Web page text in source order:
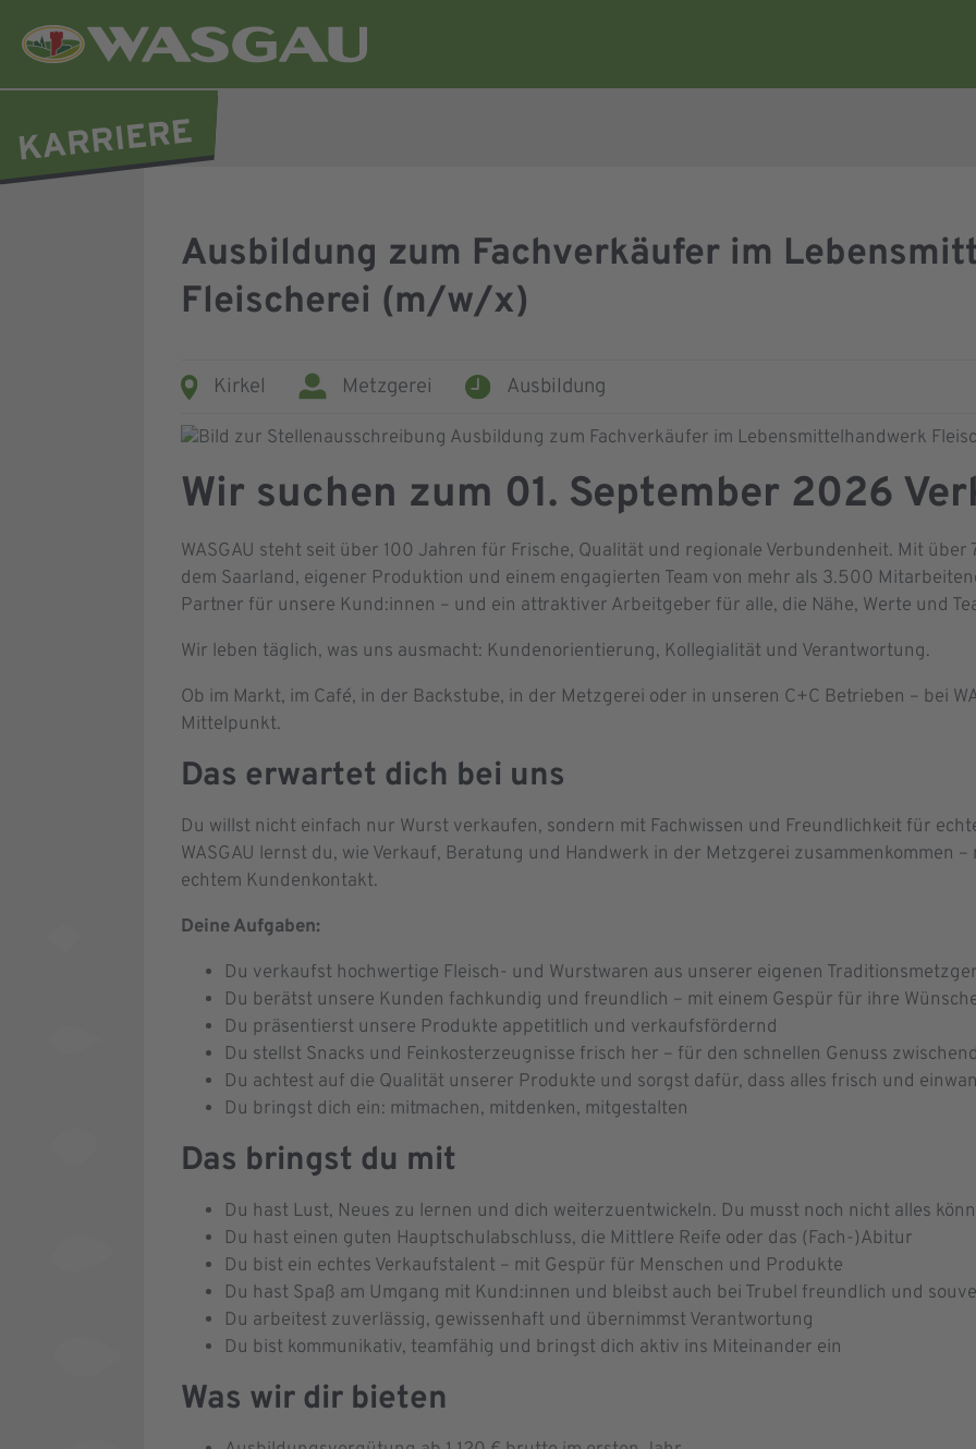
Ausbildung zum Fachverkäufer im
Fleischerei (m/w/x)
Kirkel Metzgerei Ausbildung
Wir suchen zum 01. September 2026
WASGAU steht seit über 100 Jahren für Frische, Qualität und regionale Verbundenheit. Mit
dem Saarland, eigener Produktion und einem engagierten Team von mehr als 3.500
Partner für unsere Kund:innen – und ein attraktiver Arbeitgeber für alle, die Nähe, Werte und
Wir leben täglich, was uns ausmacht: Kundenorientierung, Kollegialität und Verantwortung.
Ob im Markt, im Café, in der Backstube, in der Metzgerei oder in unseren C+C Betrieben – bei
Mittelpunkt.
Das erwartet dich bei uns
Du willst nicht einfach nur Wurst verkaufen, sondern mit Fachwissen und Freundlichkeit für
WASGAU lernst du, wie Verkauf, Beratung und Handwerk in der Metzgerei zusammenkommen
echtem Kundenkontakt.
Deine Aufgaben:
Du verkaufst hochwertige Fleisch- und Wurstwaren aus unserer eigenen
Du berätst unsere Kunden fachkundig und freundlich – mit einem Gespür für ihre
Du präsentierst unsere Produkte appetitlich und verkaufsfördernd
Du stellst Snacks und Feinkosterzeugnisse frisch her – für den schnellen Genuss
Du achtest auf die Qualität unserer Produkte und sorgst dafür, dass alles frisch und
Du bringst dich ein: mitmachen, mitdenken, mitgestalten
Das bringst du mit
Du hast Lust, Neues zu lernen und dich weiterzuentwickeln. Du musst noch nicht alles
Du hast einen guten Hauptschulabschluss, die Mittlere Reife oder das (Fach-)Abitur
Du bist ein echtes Verkaufstalent – mit Gespür für Menschen und Produkte
Du hast Spaß am Umgang mit Kund:innen und bleibst auch bei Trubel freundlich und
Du arbeitest zuverlässig, gewissenhaft und übernimmst Verantwortung
Du bist kommunikativ, teamfähig und bringst dich aktiv ins Miteinander ein
Was wir dir bieten